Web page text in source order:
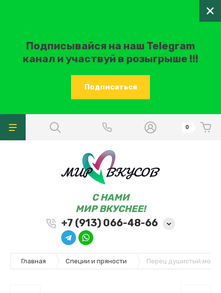
Подписывайся на наш Telegram
канал и участвуй в розыгрыше !!!
Подписаться
C НАМИ
МИР ВКУСНЕЕ!
+7 (913) 066-48-66
0
Главная Специи и пряности Перец душистый